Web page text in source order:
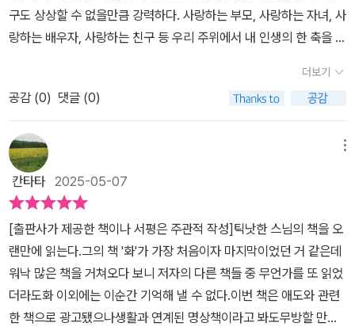
분과 무관하게 미소를 지을 수 있다는 것이 그 자체로 깊은 수행이며,
누군가에겐 미소 짓기가 가장 어려운 일이 될 수도 있어요. '이 아침에
네. 나는 매 순간을 온전히 살고, 모든 존재를 자비의 눈으로 바라볼
것을 서원하네.' (271p) 이 문장을 종이에 적어 아침에 눈을 뜨면 볼
수 있는 곳에 두면 미소 짓는 데에 많은 도움이 되네요. 아침의 미소를
지을 수 있다면 다시 삶으로 돌아올 수 있다는 걸, 살아가는 힘의 지혜
를 배웠네요.
서...'라고 말끝을 흐리던 지인은 항상 자신을 무조건적으로 응원하고
지지해 주신 아버지가 독감으로 갑자기 돌아가셔서 가족 모두 충격이
크다고 했고, 본인은 때때로 환청이 들릴 정도로 정신적으로 힘들다
고 했다. 무슨 말이 위로가 될 수 있을까? 그래도 오래 고생하시고 가
위로가 될 수 있을까? 옆에 있는 가족으로서는 '그래도 이별을 준비할
수 있는 시간이 있었더라면...' '5년이라도, 아니 1년이라도 더 살아계
셨더라면...' '전화를 좀더 자주 했더라면...''좀더 자주 찾아뵈었더라
면...' 등 후회가 밀려들 터였다. 위로의 말을 하는 대신 이 책을 내밀면
서 마침 여기까지 오는 길에 슬픔과 상실과 마주한 사람들을 위한 책
을 읽고 있었다고 했다. 책장을 넘기던 그녀는 '사랑하는 사람을 잃었
을 때, 더구나 그것이 갑작스럽고 예상치 못한 일이라면 마치 발 아래
땅이 사라진 것처럼 느낄 수 있습니다. 그것은 숨이 멎을 것 같은 고통
으로 다가옵니다' 라는 문장을 보고 자신이 정말 그렇다고 했다. '사랑
구도 상상할 수 없을만큼 강력하다. 사랑하는 부모, 사랑하는 자녀, 사
랑하는 배우자, 사랑하는 친구 등 우리 주위에서 내 인생의 한 축을 이
실감을 안겨준다.질병은 우리 몸의 기능을 방해하고 정상적인 일상을
무너뜨린다. 상실과 슬픔은 우리 몸에 온 이상은 아니다. 우리의 정신
의 작용으로 인해 몸을 무너뜨리는 현상이다. 정신적인 고통을 느끼
지 못하거나 충분히 감당할 수준이라면 크게 문제가 되지 않을 것이
다. 그래서 우리의 상실과 슬픔은 자기챙김, 마음챙김의 노력이 필요
한 것이다.죽음은 헤어짐이 아님을 설파한 틱낫한 스님의 통찰력과
지혜가 담긴 책이다. 눈에 보이는 것이 전부가 아니며 형상이 사라져
도 형태를 바꿔 내 주변에 머물러 있음을 깨닫는 것이 중요함을 알려
준다. 결국 정신적인 문제는 회피로 해결되는 것이 아니라 감정의 표
출, 그리고 종국에는 인정을 통한 마음챙김의 문제로 귀결된다.사랑
하는 사람과의 죽음으로써의 이별은 천지가 무너져 내린 듯한 충격을
안겨준다. 그들의 세상이 무너짐과 동시에 나의 세상도 무너짐을 느
더보기
공감 (0) 댓글 (0)
칸타타2025-05-07
[출판사가 제공한 책이나 서평은 주관적 작성]틱낫한 스님의 책을 오
랜만에 읽는다.그의 책 '화'가 가장 처음이자 마지막이었던 거 같은데
워낙 많은 책을 거쳐오다 보니 저자의 다른 책들 중 무언가를 또 읽었
더라도화 이외에는 이순간 기억해 낼 수 없다.이번 책은 애도와 관련
한 책으로 광고됐으나생활과 연계된 명상책이라고 봐도무방할 만큼